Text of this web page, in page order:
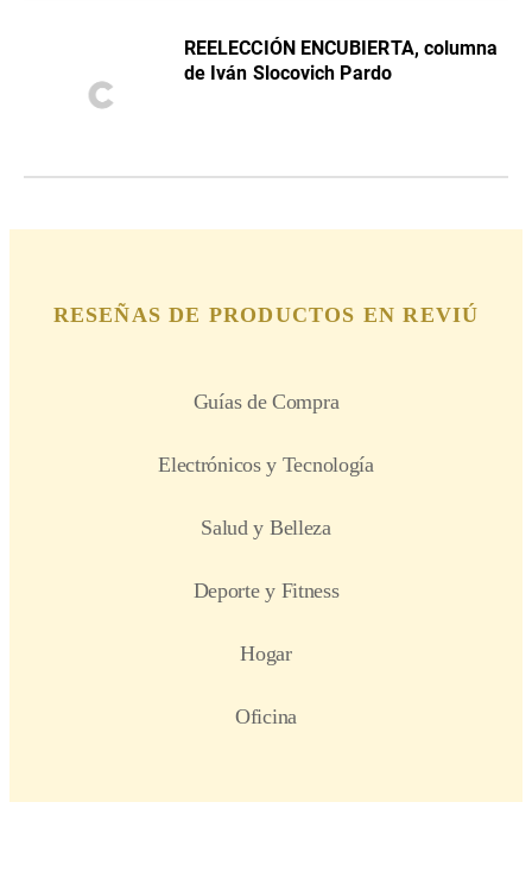
REELECCIÓN ENCUBIERTA, columna
de Iván Slocovich Pardo